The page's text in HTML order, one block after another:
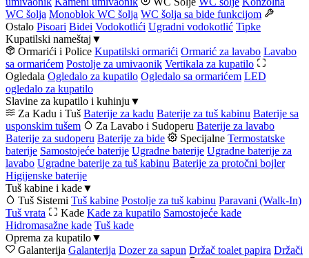
WC šolja Monoblok WC šolja WC šolja sa bide funkcijom
Ostalo Pisoari Bidei Vodokotlići Ugradni vodokotlić Tipke
Kupatilski nameštaj ▼
Ormarići i Police Kupatilski ormarići Ormarić za lavabo Lavabo
sa ormarićem Postolje za umivaonik Vertikala za kupatilo
Ogledala Ogledalo za kupatilo Ogledalo sa ormarićem LED
ogledalo za kupatilo
Slavine za kupatilo i kuhinju ▼
Za Kadu i Tuš Baterije za kadu Baterije za tuš kabinu Baterije sa
usponskim tušem
Za Lavabo i Sudoperu Baterije za lavabo
Baterije za sudoperu Baterije za bide Specijalne Termostatske
baterije Samostojeće baterije Ugradne baterije Ugradne baterije za
lavabo Ugradne baterije za tuš kabinu Baterije za protočni bojler
Higijenske baterije
Tuš kabine i kade▼
Tuš Sistemi Tuš kabine Postolje za tuš kabinu Paravani (Walk-In)
Tuš vrata
Kade Kade za kupatilo Samostojeće kade
Hidromasažne kade Tuš kade
Oprema za kupatilo▼
Galanterija Galanterija Dozer za sapun Držač toalet papira Držači